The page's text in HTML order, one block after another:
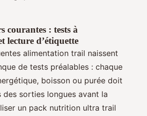
courantes : tests à
lecture d’étiquette
alimentation trail naissent
de tests préalables : chaque
boisson ou purée doit
sorties longues avant la
un pack nutrition ultra trail